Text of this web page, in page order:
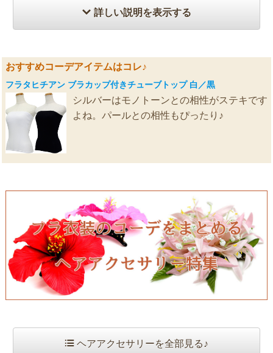
詳しい説明を表示する
おすすめコーデアイテムはコレ♪
フラタヒチアン ブラカップ付きチューブトップ 白／黒
シルバーはモノトーンとの相性がステキです
よね。パールとの相性もぴったり♪
ヘアアクセサリーを全部見る♪